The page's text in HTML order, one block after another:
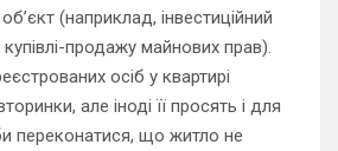
(наприклад, інвестиційний
купівлі-продажу майнових прав).
осіб у квартирі
але іноді її просять і для
переконатися, що житло не